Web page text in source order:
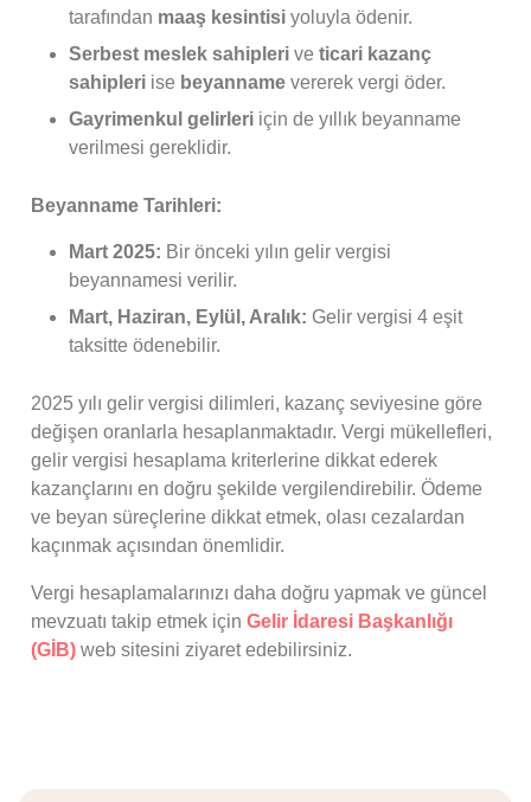
tarafından maaş kesintisi yoluyla ödenir.
Serbest meslek sahipleri ve ticari kazanç
sahipleri ise beyanname vererek vergi öder.
Gayrimenkul gelirleri için de yıllık beyanname
verilmesi gereklidir.
Beyanname Tarihleri:
Mart 2025: Bir önceki yılın gelir vergisi
beyannamesi verilir.
Mart, Haziran, Eylül, Aralık: Gelir vergisi 4 eşit
taksitte ödenebilir.
2025 yılı gelir vergisi dilimleri, kazanç seviyesine göre
değişen oranlarla hesaplanmaktadır. Vergi mükellefleri,
gelir vergisi hesaplama kriterlerine dikkat ederek
kazançlarını en doğru şekilde vergilendirebilir. Ödeme
ve beyan süreçlerine dikkat etmek, olası cezalardan
kaçınmak açısından önemlidir.
Vergi hesaplamalarınızı daha doğru yapmak ve güncel
mevzuatı takip etmek için Gelir İdaresi Başkanlığı
(GİB) web sitesini ziyaret edebilirsiniz.